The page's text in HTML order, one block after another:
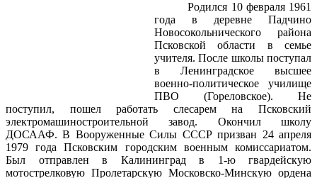
Родился 10 февраля 1961
года в деревне Падчино
Новосокольнического района
Псковской области в семье
учителя. После школы поступал
в Ленинградское высшее
военно-политическое училище
ПВО (Гореловское). Не
поступил, пошел работать слесарем на Псковский
электромашиностроительной завод. Окончил школу
ДОСААФ. В Вооруженные Силы СССР призван 24 апреля
1979 года Псковским городским военным комиссариатом.
Был отправлен в Калининград в 1-ю гвардейскую
мотострелковую Пролетарскую Московско-Минскую ордена